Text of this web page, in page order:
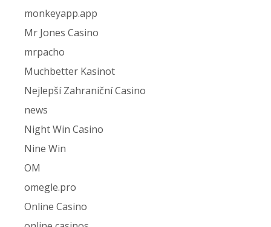
monkeyapp.app
Mr Jones Casino
mrpacho
Muchbetter Kasinot
Nejlepší Zahraniční Casino
news
Night Win Casino
Nine Win
OM
omegle.pro
Online Casino